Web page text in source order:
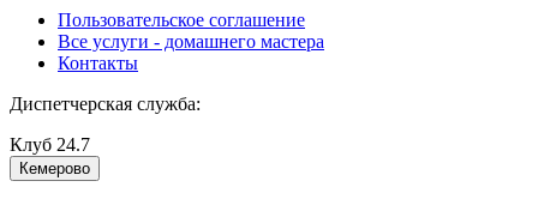
Пользовательское соглашение
Все услуги - домашнего мастера
Контакты
Диспетчерская служба:
Клуб 24.7
Кемерово